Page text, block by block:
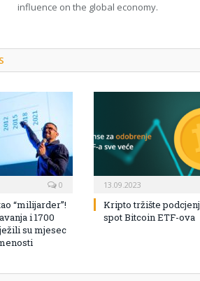
influence on the global economy.
0
“milijarder”!
i 1700
su mjesec
13.09.2023
Kripto tržište
spot Bitcoin ETF-ova